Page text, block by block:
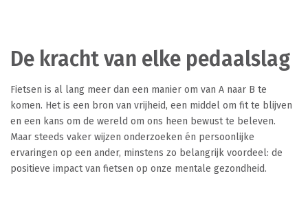
De kracht van elke pedaalslag
Fietsen is al lang meer dan een manier om van A naar B te
komen. Het is een bron van vrijheid, een middel om fit te blijven
en een kans om de wereld om ons heen bewust te beleven.
Maar steeds vaker wijzen onderzoeken én persoonlijke
ervaringen op een ander, minstens zo belangrijk voordeel: de
positieve impact van fietsen op onze mentale gezondheid.